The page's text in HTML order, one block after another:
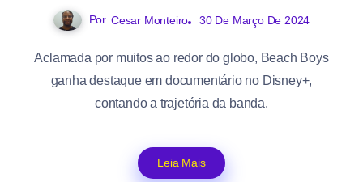
Por Cesar Monteiro 30 De Março De 2024
Aclamada por muitos ao redor do globo, Beach Boys
ganha destaque em documentário no Disney+,
contando a trajetória da banda.
Leia Mais